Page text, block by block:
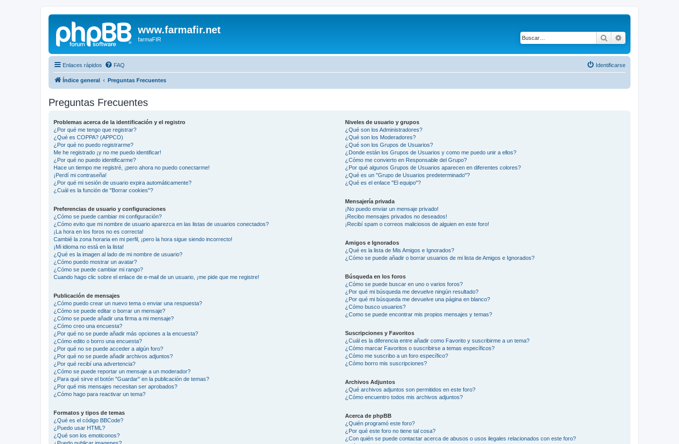
www.farmafir.net
farmaFIR Buscar
Enlaces rápidos FAQ Identificarse
Índice general Preguntas Frecuentes
Preguntas Frecuentes
Problemas acerca de la identificación y el registro
¿Por qué me tengo que registrar?
¿Qué es COPPA? (APPCO)
¿Por qué no puedo registrarme?
Me he registrado ¡y no me puedo identificar!
¿Por qué no puedo identificarme?
Hace un tiempo me registré, ¡pero ahora no puedo conectarme!
¡Perdí mi contraseña!
¿Por qué mi sesión de usuario expira automáticamente?
¿Cuál es la función de "Borrar cookies"?
Preferencias de usuario y configuraciones
¿Cómo se puede cambiar mi configuración?
¿Cómo evito que mi nombre de usuario aparezca en las listas de usuarios conectados?
¡La hora en los foros no es correcta!
Cambié la zona horaria en mi perfil, ¡pero la hora sigue siendo incorrecto!
¡Mi idioma no está en la lista!
¿Qué es la imagen al lado de mi nombre de usuario?
¿Cómo puedo mostrar un avatar?
¿Cómo se puede cambiar mi rango?
Cuando hago clic sobre el enlace de e-mail de un usuario, ¡me pide que me registre!
Publicación de mensajes
¿Cómo puedo crear un nuevo tema o enviar una respuesta?
¿Cómo se puede editar o borrar un mensaje?
¿Cómo se puede añadir una firma a mi mensaje?
¿Cómo creo una encuesta?
¿Por qué no se puede añadir más opciones a la encuesta?
¿Cómo edito o borro una encuesta?
¿Por qué no se puede acceder a algún foro?
¿Por qué no se puede añadir archivos adjuntos?
¿Por qué recibí una advertencia?
¿Cómo se puede reportar un mensaje a un moderador?
¿Para qué sirve el botón "Guardar" en la publicación de temas?
¿Por qué mis mensajes necesitan ser aprobados?
¿Cómo hago para reactivar un tema?
Formatos y tipos de temas
¿Qué es el código BBCode?
¿Puedo usar HTML?
¿Qué son los emoticonos?
¿Puedo publicar imagenes?
Niveles de usuario y grupos
¿Qué son los Administradores?
¿Qué son los Moderadores?
¿Qué son los Grupos de Usuarios?
¿Donde están los Grupos de Usuarios y como me puedo unir a ellos?
¿Cómo me convierto en Responsable del Grupo?
¿Por qué algunos Grupos de Usuarios aparecen en diferentes colores?
¿Qué es un "Grupo de Usuarios predeterminado"?
¿Qué es el enlace "El equipo"?
Mensajería privada
¡No puedo enviar un mensaje privado!
¡Recibo mensajes privados no deseados!
¡Recibí spam o correos maliciosos de alguien en este foro!
Amigos e Ignorados
¿Qué es la lista de Mis Amigos e Ignorados?
¿Cómo se puede añadir o borrar usuarios de mi lista de Amigos e Ignorados?
Búsqueda en los foros
¿Cómo se puede buscar en uno o varios foros?
¿Por qué mi búsqueda me devuelve ningún resultado?
¿Por qué mi búsqueda me devuelve una página en blanco?
¿Cómo busco usuarios?
¿Como se puede encontrar mis propios mensajes y temas?
Suscripciones y Favoritos
¿Cuál es la diferencia entre añadir como Favorito y suscribirme a un tema?
¿Cómo marcar Favoritos o suscribirse a temas específicos?
¿Cómo me suscribo a un foro específico?
¿Cómo borro mis suscripciones?
Archivos Adjuntos
¿Qué archivos adjuntos son permitidos en este foro?
¿Cómo encuentro todos mis archivos adjuntos?
Acerca de phpBB
¿Quién programó este foro?
¿Por qué este foro no tiene tal cosa?
¿Con quién se puede contactar acerca de abusos o usos ilegales relacionados con este foro?